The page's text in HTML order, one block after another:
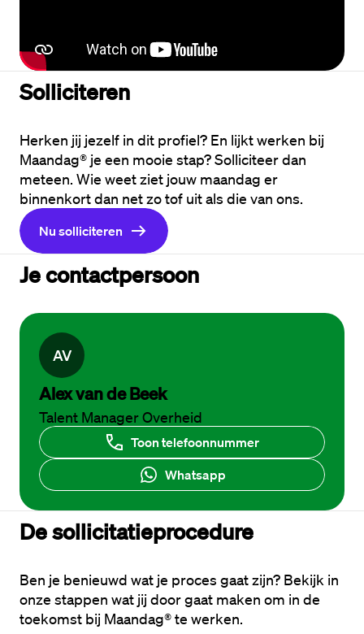
Solliciteren
Herken jij jezelf in dit profiel? En lijkt werken bij
Maandag® je een mooie stap? Solliciteer dan
meteen. Wie weet ziet jouw maandag er
binnenkort dan net zo tof uit als die van ons.
Nu solliciteren
Je contactpersoon
AV
Alex van de Beek
Talent Manager Overheid
Toon telefoonnummer
Whatsapp
De sollicitatieprocedure
Ben je benieuwd wat je proces gaat zijn? Bekijk in
onze stappen wat jij door gaat maken om in de
toekomst bij Maandag® te werken.